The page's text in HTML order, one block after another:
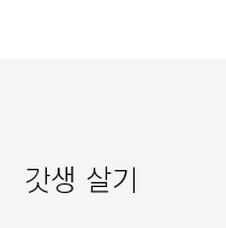
갓생 살기